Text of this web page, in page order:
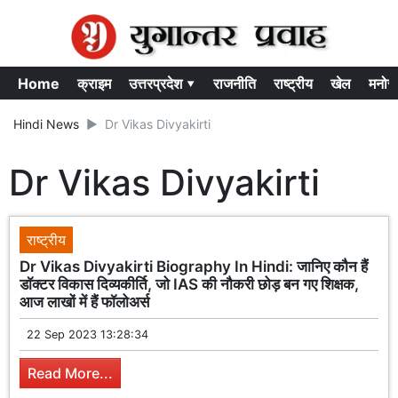
Home क्राइम उत्तरप्रदेश ▾ राजनीति राष्ट्रीय खेल
Hindi News Dr Vikas Divyakirti
Dr Vikas Divyakirti
राष्ट्रीय
Dr Vikas Divyakirti Biography In Hindi: जानिए कौन हैं
डॉक्टर विकास दिव्यकीर्ति, जो IAS की नौकरी छोड़ बन गए शिक्षक,
आज लाखों में हैं फॉलोअर्स
22 Sep 2023 13:28:34
Read More...